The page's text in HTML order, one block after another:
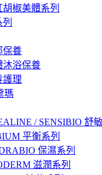
胡椒美體系列
保養
沐浴保養
護理
瑪
/ SENSIBIO 舒
平衡系列
保濕系列
滋潤系列